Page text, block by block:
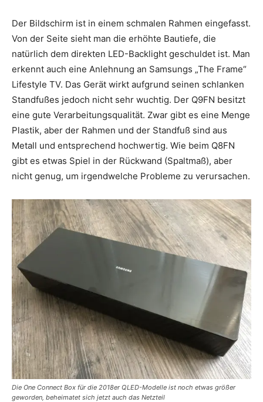
Der Bildschirm ist in einem schmalen Rahmen eingefasst.
Von der Seite sieht man die erhöhte Bautiefe, die
natürlich dem direkten LED-Backlight geschuldet ist. Man
erkennt auch eine Anlehnung an Samsungs „The Frame“
Lifestyle TV. Das Gerät wirkt aufgrund seinen schlanken
Standfußes jedoch nicht sehr wuchtig. Der Q9FN besitzt
eine gute Verarbeitungsqualität. Zwar gibt es eine Menge
Plastik, aber der Rahmen und der Standfuß sind aus
Metall und entsprechend hochwertig. Wie beim Q8FN
gibt es etwas Spiel in der Rückwand (Spaltmaß), aber
nicht genug, um irgendwelche Probleme zu verursachen.
Die One Connect Box für die 2018er QLED-Modelle ist noch etwas größer
geworden, beheimatet sich jetzt auch das Netzteil